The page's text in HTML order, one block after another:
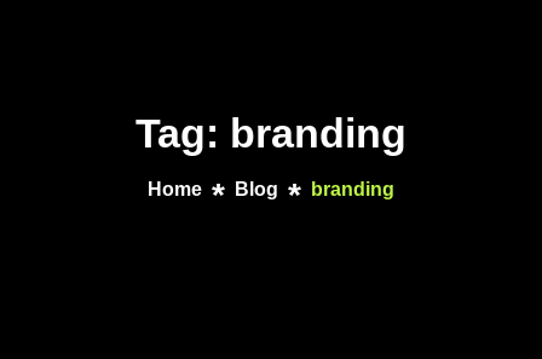
Tag: branding
Home Blog branding